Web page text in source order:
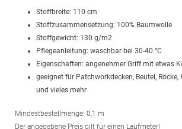
Stoffbreite: 110 cm
Stoffzusammensetzung: 100% Baumwolle
Stoffgewicht: 130 g/m2
Pflegeanleitung: waschbar bei 30-40 °C
Eigenschaften: angenehmer Griff mit etwas
geeignet für Patchworkdecken, Beutel, Röcke,
und vieles mehr
Mindestbestellmenge: 0,1 m
Der angegebene Preis gilt für einen Laufmeter!